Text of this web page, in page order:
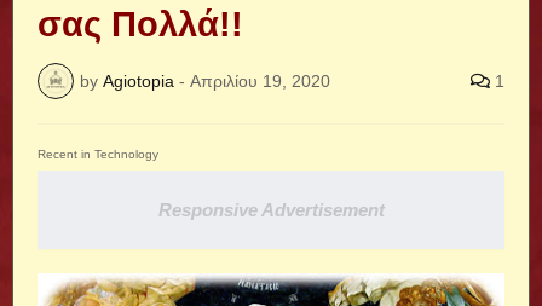
σας Πολλά!!
by Agiotopia - Απριλίου 19, 2020 1
Recent in Technology
Responsive Advertisement